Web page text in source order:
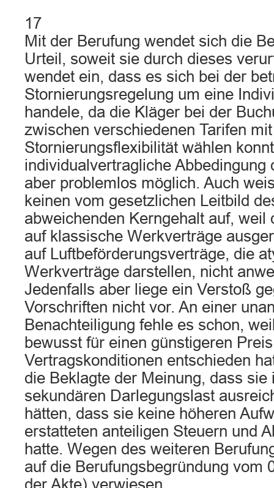
17
Mit der Berufung wendet sich die
Urteil, soweit sie durch dieses
wendet ein, dass es sich bei der
Stornierungsregelung um eine
handele, da die Kläger bei der
zwischen verschiedenen Tarifen
Stornierungsflexibilität wählen
individualvertragliche Abbedingung
aber problemlos möglich. Auch
keinen vom gesetzlichen Leitbild
abweichenden Kerngehalt auf, weil
auf klassische Werkverträge
auf Luftbeförderungsverträge, die
Werkverträge darstellen, nicht
Jedenfalls aber liege ein Verstoß
Vorschriften nicht vor. An einer
Benachteiligung fehle es schon,
bewusst für einen günstigeren
Vertragskonditionen entschieden
die Beklagte der Meinung, dass
sekundären Darlegungslast
hätten, dass sie keine höheren
erstatteten anteiligen Steuern und
hatte. Wegen des weiteren
auf die Berufungsbegründung vom
der Akte) verwiesen.